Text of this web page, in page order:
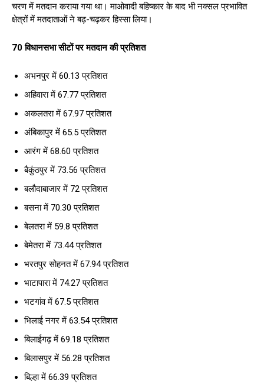
चरण में मतदान कराया गया था। माओवादी बहिष्कार के बाद भी नक्सल प्रभावित
क्षेत्रों में मतदाताओं ने बढ़-चढ़कर हिस्सा लिया।
70 विधानसभा सीटों पर मतदान की प्रतिशत
अभनपुर में 60.13 प्रतिशत
अहिवारा में 67.77 प्रतिशत
अकलतरा में 67.97 प्रतिशत
अंबिकापुर में 65.5 प्रतिशत
आरंग में 68.60 प्रतिशत
बैकुंठपुर में 73.56 प्रतिशत
बलौदाबाजार में 72 प्रतिशत
बसना में 70.30 प्रतिशत
बेलतरा में 59.8 प्रतिशत
बेमेतरा में 73.44 प्रतिशत
भरतपुर सोहनत में 67.94 प्रतिशत
भाटापारा में 74.27 प्रतिशत
भटगांव में 67.5 प्रतिशत
भिलाई नगर में 63.54 प्रतिशत
बिलाईगढ़ में 69.18 प्रतिशत
बिलासपुर में 56.28 प्रतिशत
बिल्हा में 66.39 प्रतिशत